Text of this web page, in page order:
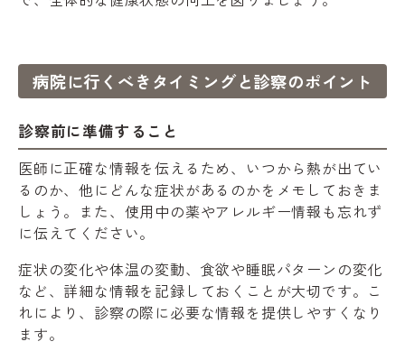
病院に行くべきタイミングと診察のポイント
診察前に準備すること
医師に正確な情報を伝えるため、いつから熱が出てい
るのか、他にどんな症状があるのかをメモしておきま
しょう。また、使用中の薬やアレルギー情報も忘れず
に伝えてください。
症状の変化や体温の変動、食欲や睡眠パターンの変化
など、詳細な情報を記録しておくことが大切です。こ
れにより、診察の際に必要な情報を提供しやすくなり
ます。